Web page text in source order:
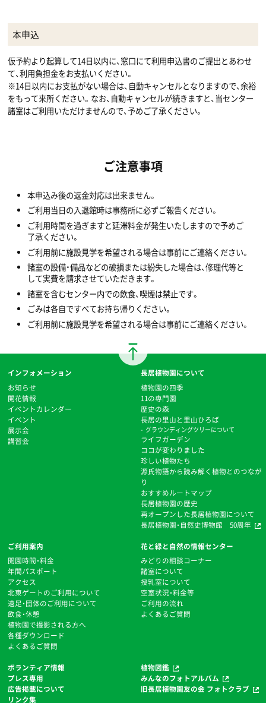
本申込
仮予約より起算して14日以内に、窓口にて利用申込書のご提出とあわせ
て、利用負担金をお支払いください。
※14日以内にお支払がない場合は、自動キャンセルとなりますので、余裕
をもって来所ください。なお、自動キャンセルが続きますと、当センター
諸室はご利用いただけませんので、予めご了承ください。
ご注意事項
本申込み後の返金対応は出来ません。
ご利用当日の入退館時は事務所に必ずご報告ください。
ご利用時間を過ぎますと延滞料金が発生いたしますので予めご
了承ください。
ご利用前に施設見学を希望される場合は事前にご連絡ください。
諸室の設備・備品などの破損または紛失した場合は、修理代等と
して実費を請求させていただきます。
諸室を含むセンター内での飲食、喫煙は禁止です。
ごみは各自ですべてお持ち帰りください。
ご利用前に施設見学を希望される場合は事前にご連絡ください。
インフォメーション
お知らせ
開花情報
イベントカレンダー
イベント
展示会
講習会
長居植物園について
植物園の四季
11の専門園
歴史の森
⻑居の里山と里山ひろば
グラウンディングツリーについて
ライフガーデン
ココが変わりました
珍しい植物たち
源氏物語から読み解く植物とのつなが
り
おすすめルートマップ
⻑居植物園の歴史
再オープンした長居植物園について
長居植物園・自然史博物館 50周年
ご利用案内
開園時間・料金
年間パスポート
アクセス
北東ゲートのご利用について
遠足・団体のご利用について
飲食・休憩
植物園で撮影される方へ
各種ダウンロード
よくあるご質問
花と緑と自然の情報センター
みどりの相談コーナー
諸室について
授乳室について
空室状況・料金等
ご利用の流れ
よくあるご質問
ボランティア情報
プレス専用
広告掲載について
リンク集
植物図鑑
みんなのフォトアルバム
旧長居植物園友の会 フォトクラブ